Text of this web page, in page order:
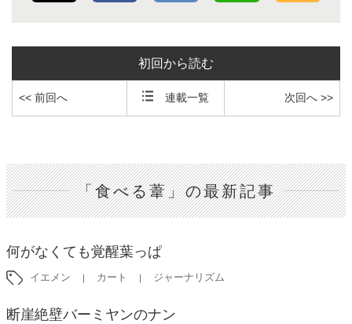
初回から読む
<< 前回へ 連載一覧 次回へ >>
「食べる葦」の最新記事
何がなくても覚醒葉っぱ
イエメン カート ジャーナリズム
断崖絶壁バーミヤンのナン